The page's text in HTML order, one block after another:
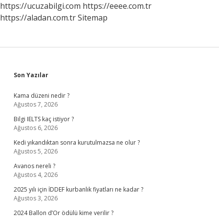
https://ucuzabilgi.com https://eeee.com.tr
https://aladan.com.trSitemap
Sidebar
Son Yazılar
Kama düzeni nedir ?
Ağustos 7, 2026
Bilgi IELTS kaç istiyor ?
Ağustos 6, 2026
Kedi yıkandıktan sonra kurutulmazsa ne olur ?
Ağustos 5, 2026
Avanos nereli ?
Ağustos 4, 2026
2025 yılı için İDDEF kurbanlık fiyatları ne kadar ?
Ağustos 3, 2026
2024 Ballon d’Or ödülü kime verilir ?